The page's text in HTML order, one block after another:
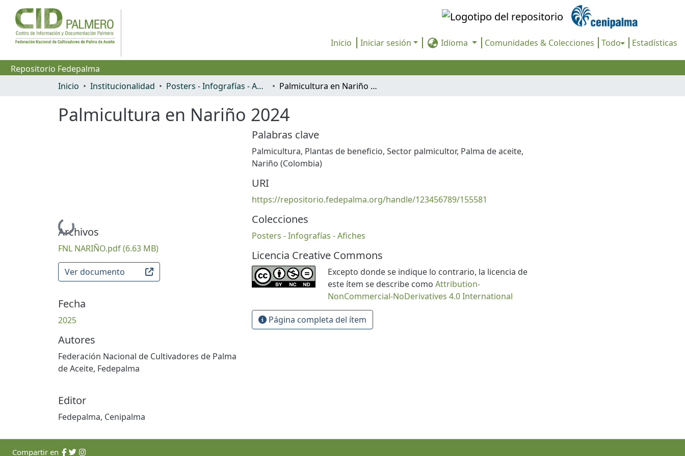
Inicio Iniciar sesión Idioma Comunidades & Colecciones Todo Estadísticas
Repositorio Fedepalma
Inicio
Institucionalidad Posters - Infografías - Afiches Palmicultura en Nariño 2024
Palmicultura en Nariño 2024
Cargando...
Archivos
FNL NARIÑO.pdf(6.63 MB)
Ver documento
Fecha
2025
Autores
Federación Nacional de Cultivadores de Palma
de Aceite, Fedepalma
Editor
Fedepalma, Cenipalma
Palabras clave
Palmicultura, Plantas de beneficio, Sector palmicultor, Palma de aceite,
Nariño (Colombia)
URI
https://repositorio.fedepalma.org/handle/123456789/155581
Colecciones
Posters - Infografías - Afiches
Licencia Creative Commons
Excepto donde se indique lo contrario, la licencia de
este ítem se describe como Attribution-
NonCommercial-NoDerivatives 4.0 International
Página completa del ítem
Compartir en